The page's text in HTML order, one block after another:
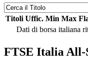
Titoli Uffic. Min Max
Dati di borsa italiana
FTSE Italia All-